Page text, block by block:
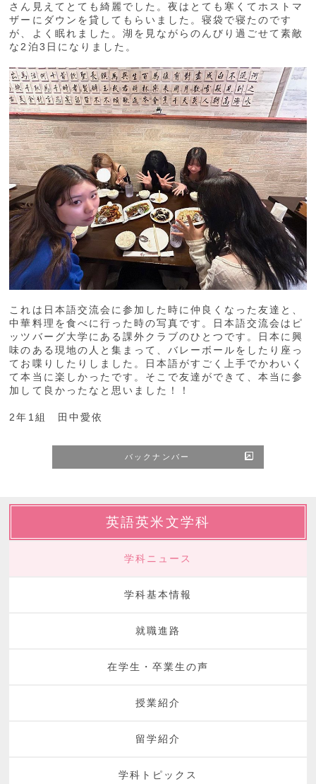
さん見えてとても綺麗でした。夜はとても寒くてホストマ
ザーにダウンを貸してもらいました。寝袋で寝たのです
が、よく眠れました。湖を見ながらのんびり過ごせて素敵
な2泊3日になりました。
これは日本語交流会に参加した時に仲良くなった友達と、
中華料理を食べに行った時の写真です。日本語交流会はピ
ッツバーグ大学にある課外クラブのひとつです。日本に興
味のある現地の人と集まって、バレーボールをしたり座っ
てお喋りしたりしました。日本語がすごく上手でかわいく
て本当に楽しかったです。そこで友達ができて、本当に参
加して良かったなと思いました！！
2年1組 田中愛依
バックナンバー
英語英米文学科
学科ニュース
学科基本情報
就職進路
在学生・卒業生の声
授業紹介
留学紹介
学科トピックス